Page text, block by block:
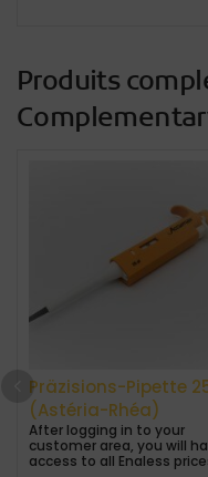
Produits
Präzisions-Pipette
(Astéria-Rhéa)
After logging in to your
customer area, you will
access to all Enaless